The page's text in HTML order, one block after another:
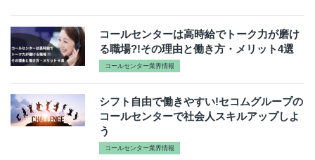
コールセンターは高時給でトーク力が磨け
る職場?!その理由と働き方・メリット4選
コールセンター業界情報
シフト自由で働きやすい!セコムグループの
コールセンターで社会人スキルアップしよ
う
コールセンター業界情報